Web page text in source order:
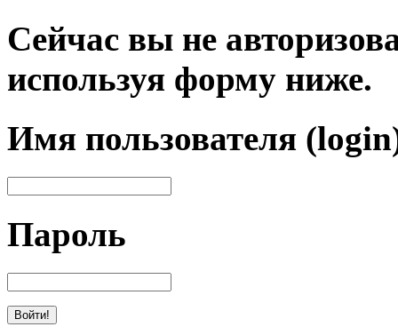
Сейчас вы не
используя форму ниже.
Имя пользователя
Пароль